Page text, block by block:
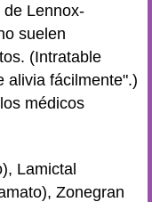
Lennox-
suelen
(Intratable
alivia fácilmente".)
médicos
Lamictal
Zonegran